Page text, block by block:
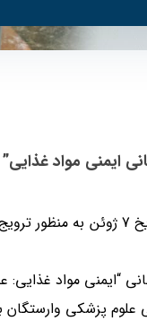
ایمنی مواد غذایی”
مجمع عمومی سازمان ملل متحد در
“ایمنی مواد غذایی:
علوم پزشکی